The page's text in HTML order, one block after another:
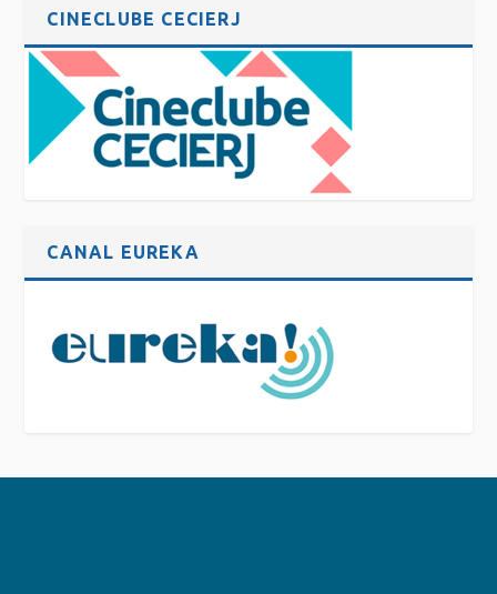
CINECLUBE CECIERJ
CANAL EUREKA